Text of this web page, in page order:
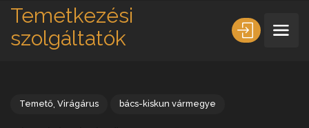
Temetkezési
szolgáltatók